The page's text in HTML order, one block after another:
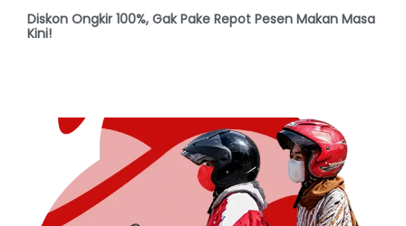
Diskon Ongkir 100%, Gak Pake Repot Pesen Makan Masa
Kini!